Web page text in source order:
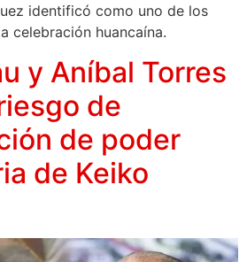
identificó como uno de los
celebración huancaína.
y Aníbal Torres
de
de poder
de Keiko